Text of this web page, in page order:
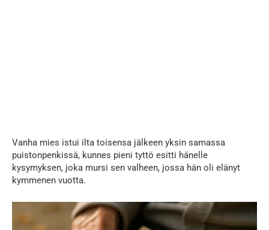
Vanha mies istui ilta toisensa jälkeen yksin samassa
puistonpenkissä, kunnes pieni tyttö esitti hänelle
kysymyksen, joka mursi sen valheen, jossa hän oli elänyt
kymmenen vuotta.